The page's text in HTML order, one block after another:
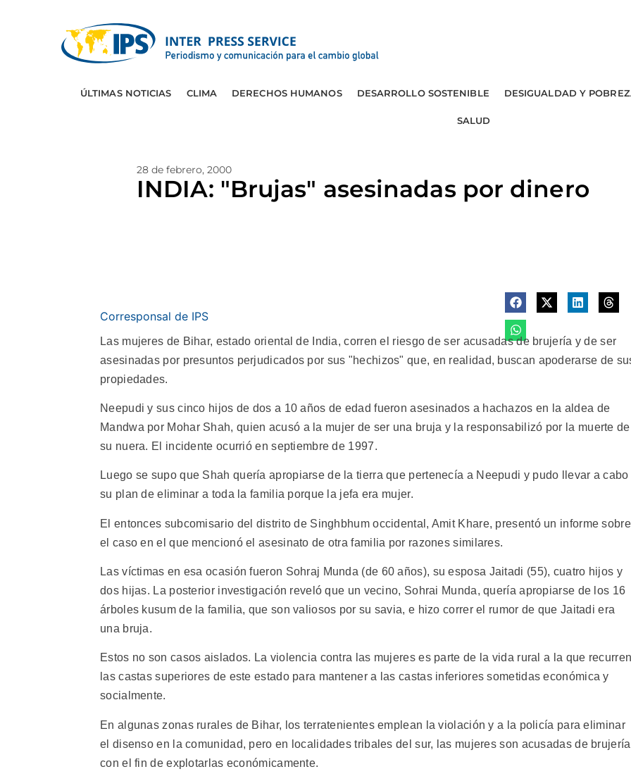
ÚLTIMAS NOTICIAS CLIMA DERECHOS HUMANOS DESARROLLO SOSTENIBLE DESIGUALDAD Y
SALUD
28 de febrero, 2000
INDIA: "Brujas" asesinadas por dinero
Corresponsal de IPS
Las mujeres de Bihar, estado oriental de India, corren el riesgo de ser acusadas de brujería y de ser
asesinadas por presuntos perjudicados por sus "hechizos" que, en realidad, buscan apoderarse de
propiedades.
Neepudi y sus cinco hijos de dos a 10 años de edad fueron asesinados a hachazos en la aldea de
Mandwa por Mohar Shah, quien acusó a la mujer de ser una bruja y la responsabilizó por la muerte de
su nuera. El incidente ocurrió en septiembre de 1997.
Luego se supo que Shah quería apropiarse de la tierra que pertenecía a Neepudi y pudo llevar a cabo
su plan de eliminar a toda la familia porque la jefa era mujer.
El entonces subcomisario del distrito de Singhbhum occidental, Amit Khare, presentó un informe sobre
el caso en el que mencionó el asesinato de otra familia por razones similares.
Las víctimas en esa ocasión fueron Sohraj Munda (de 60 años), su esposa Jaitadi (55), cuatro hijos y
dos hijas. La posterior investigación reveló que un vecino, Sohrai Munda, quería apropiarse de los 16
árboles kusum de la familia, que son valiosos por su savia, e hizo correr el rumor de que Jaitadi era
una bruja.
Estos no son casos aislados. La violencia contra las mujeres es parte de la vida rural a la que
las castas superiores de este estado para mantener a las castas inferiores sometidas económica y
socialmente.
En algunas zonas rurales de Bihar, los terratenientes emplean la violación y a la policía para eliminar
el disenso en la comunidad, pero en localidades tribales del sur, las mujeres son acusadas de brujería
con el fin de explotarlas económicamente.